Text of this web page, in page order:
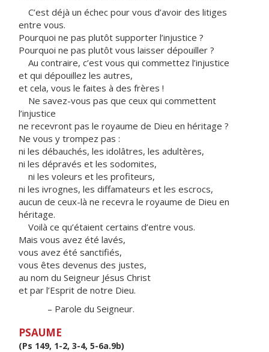
C’est déjà un échec pour vous d’avoir des litiges
entre vous.
Pourquoi ne pas plutôt supporter l’injustice ?
Pourquoi ne pas plutôt vous laisser dépouiller ?
Au contraire, c’est vous qui commettez l’injustice
et qui dépouillez les autres,
et cela, vous le faites à des frères !
Ne savez-vous pas que ceux qui commettent
l’injustice
ne recevront pas le royaume de Dieu en héritage ?
Ne vous y trompez pas :
ni les débauchés, les idolâtres, les adultères,
ni les dépravés et les sodomites,
ni les voleurs et les profiteurs,
ni les ivrognes, les diffamateurs et les escrocs,
aucun de ceux-là ne recevra le royaume de Dieu en
héritage.
Voilà ce qu’étaient certains d’entre vous.
Mais vous avez été lavés,
vous avez été sanctifiés,
vous êtes devenus des justes,
au nom du Seigneur Jésus Christ
et par l’Esprit de notre Dieu.
– Parole du Seigneur.
PSAUME
(Ps 149, 1-2, 3-4, 5-6a.9b)